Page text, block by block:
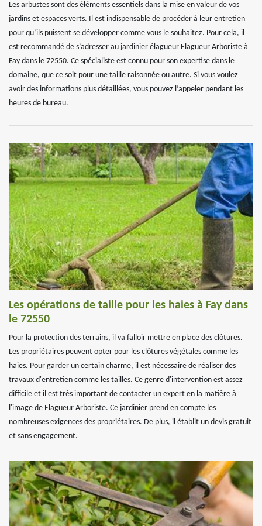
Les arbustes sont des éléments essentiels dans la mise en valeur de vos
jardins et espaces verts. Il est indispensable de procéder à leur entretien
pour qu’ils puissent se développer comme vous le souhaitez. Pour cela, il
est recommandé de s’adresser au jardinier élagueur Elagueur Arboriste à
Fay dans le 72550. Ce spécialiste est connu pour son expertise dans le
domaine, que ce soit pour une taille raisonnée ou autre. Si vous voulez
avoir des informations plus détaillées, vous pouvez l’appeler pendant les
heures de bureau.
Les opérations de taille pour les haies à Fay dans
le 72550
Pour la protection des terrains, il va falloir mettre en place des clôtures.
Les propriétaires peuvent opter pour les clôtures végétales comme les
haies. Pour garder un certain charme, il est nécessaire de réaliser des
travaux d'entretien comme les tailles. Ce genre d'intervention est assez
difficile et il est très important de contacter un expert en la matière à
l'image de Elagueur Arboriste. Ce jardinier prend en compte les
nombreuses exigences des propriétaires. De plus, il établit un devis gratuit
et sans engagement.